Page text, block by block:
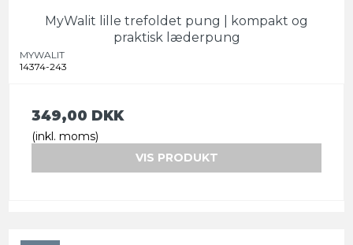
MyWalit lille trefoldet pung | kompakt og
praktisk læderpung
MYWALIT
14374-243
349,00 DKK
(inkl. moms)
VIS PRODUKT